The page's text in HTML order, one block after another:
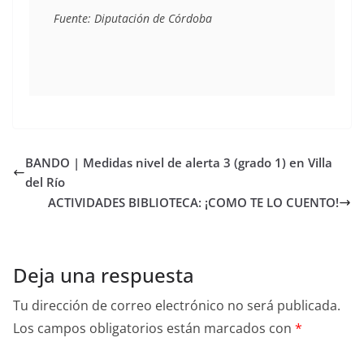
Fuente: Diputación de Córdoba
BANDO | Medidas nivel de alerta 3 (grado 1) en Villa
del Río
ACTIVIDADES BIBLIOTECA: ¡COMO TE LO CUENTO!
Deja una respuesta
Tu dirección de correo electrónico no será publicada.
Los campos obligatorios están marcados con *